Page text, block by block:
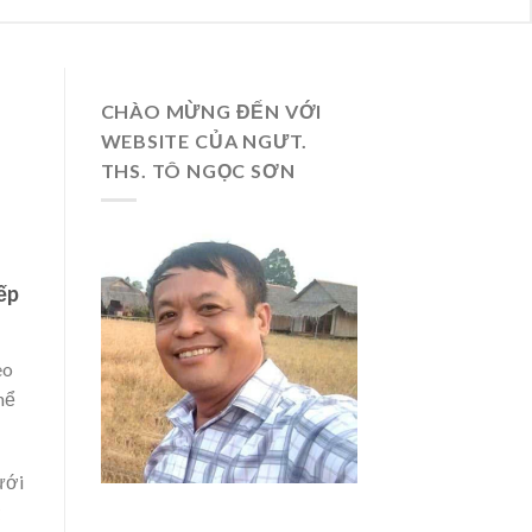
CHÀO MỪNG ĐẾN VỚI
WEBSITE CỦA NGƯT.
THS. TÔ NGỌC SƠN